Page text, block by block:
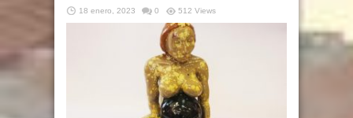
18 enero, 2023 0 512 Views